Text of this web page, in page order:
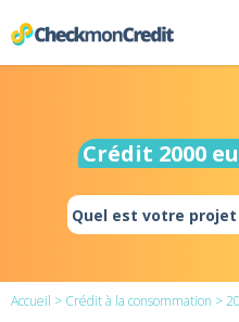
Crédit 2000
Accueil > Crédit à la consommation >